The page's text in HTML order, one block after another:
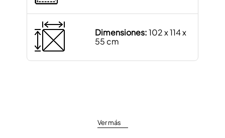
Dimensiones:102 x 114 x
55 cm
Ver más